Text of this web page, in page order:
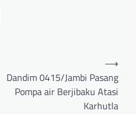
Dandim 0415/Jambi Pasang
Pompa air Berjibaku Atasi
Karhutla
⟶